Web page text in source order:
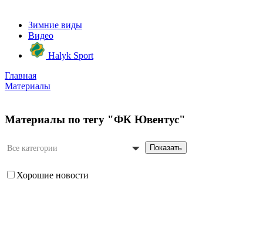
Зимние виды
Видео
Halyk Sport
Главная
Материалы
Материалы по тегу "ФК Ювентус"
Все категории Показать
Хорошие новости